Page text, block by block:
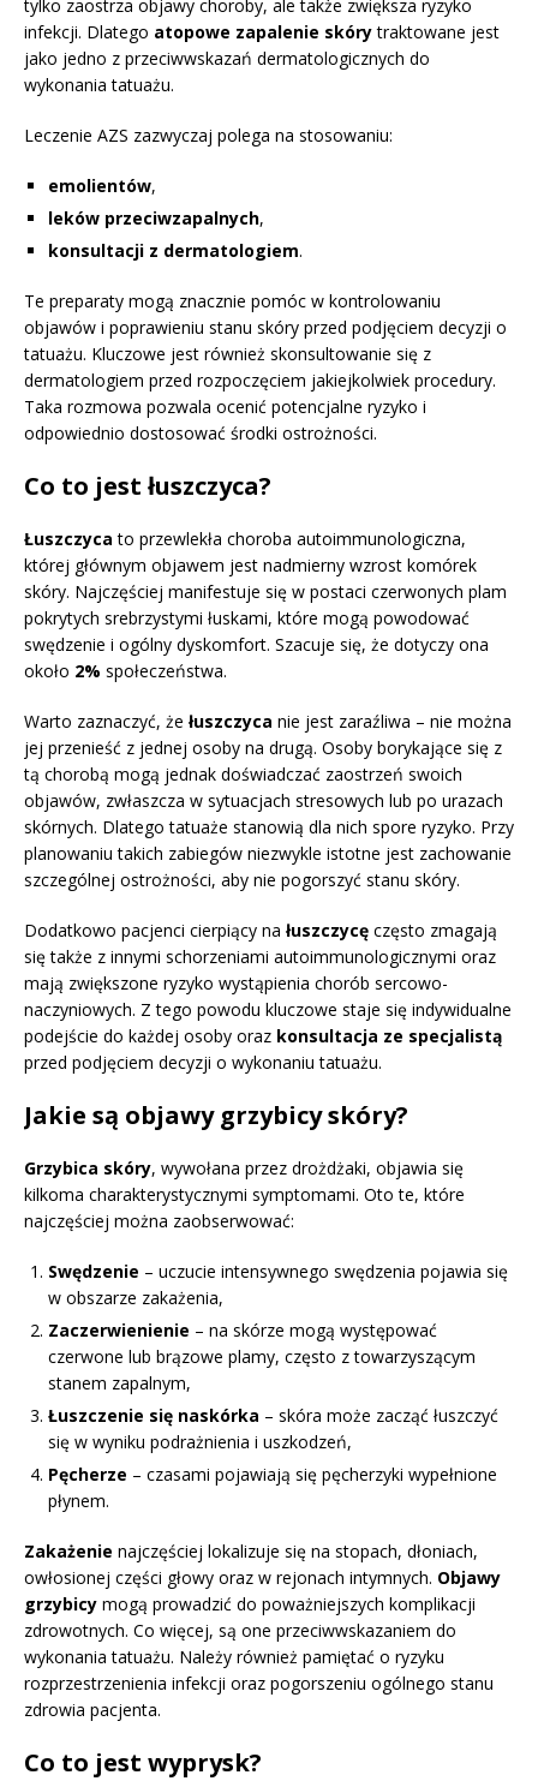
tylko zaostrza objawy choroby, ale także zwiększa ryzyko
infekcji. Dlatego atopowe zapalenie skórytraktowane jest
jako jedno z przeciwwskazań dermatologicznych do
wykonania tatuażu.
Leczenie AZS zazwyczaj polega na stosowaniu:
emolientów,
leków przeciwzapalnych,
konsultacji z dermatologiem.
Te preparaty mogą znacznie pomóc w kontrolowaniu
objawów i poprawieniu stanu skóry przed podjęciem decyzji o
tatuażu. Kluczowe jest również skonsultowanie się z
dermatologiem przed rozpoczęciem jakiejkolwiek procedury.
Taka rozmowa pozwala ocenić potencjalne ryzyko i
odpowiednio dostosować środki ostrożności.
Co to jest łuszczyca?
Łuszczyca to przewlekła choroba autoimmunologiczna,
której głównym objawem jest nadmierny wzrost komórek
skóry. Najczęściej manifestuje się w postaci czerwonych plam
pokrytych srebrzystymi łuskami, które mogą powodować
swędzenie i ogólny dyskomfort. Szacuje się, że dotyczy ona
około 2% społeczeństwa.
Warto zaznaczyć, że łuszczyca nie jest zaraźliwa – nie można
jej przenieść z jednej osoby na drugą. Osoby borykające się z
tą chorobą mogą jednak doświadczać zaostrzeń swoich
objawów, zwłaszcza w sytuacjach stresowych lub po urazach
skórnych. Dlatego tatuaże stanowią dla nich spore ryzyko. Przy
planowaniu takich zabiegów niezwykle istotne jest zachowanie
szczególnej ostrożności, aby nie pogorszyć stanu skóry.
Dodatkowo pacjenci cierpiący na łuszczycę często zmagają
się także z innymi schorzeniami autoimmunologicznymi oraz
mają zwiększone ryzyko wystąpienia chorób sercowo-
naczyniowych. Z tego powodu kluczowe staje się indywidualne
podejście do każdej osoby oraz konsultacja ze specjalistą
przed podjęciem decyzji o wykonaniu tatuażu.
Jakie są objawy grzybicy skóry?
Grzybica skóry, wywołana przez drożdżaki, objawia się
kilkoma charakterystycznymi symptomami. Oto te, które
najczęściej można zaobserwować:
Swędzenie – uczucie intensywnego swędzenia pojawia się
w obszarze zakażenia,
Zaczerwienienie – na skórze mogą występować
czerwone lub brązowe plamy, często z towarzyszącym
stanem zapalnym,
Łuszczenie się naskórka – skóra może zacząć łuszczyć
się w wyniku podrażnienia i uszkodzeń,
Pęcherze – czasami pojawiają się pęcherzyki wypełnione
płynem.
Zakażenie najczęściej lokalizuje się na stopach, dłoniach,
owłosionej części głowy oraz w rejonach intymnych. Objawy
grzybicy mogą prowadzić do poważniejszych komplikacji
zdrowotnych. Co więcej, są one przeciwwskazaniem do
wykonania tatuażu. Należy również pamiętać o ryzyku
rozprzestrzenienia infekcji oraz pogorszeniu ogólnego stanu
zdrowia pacjenta.
Co to jest wyprysk?